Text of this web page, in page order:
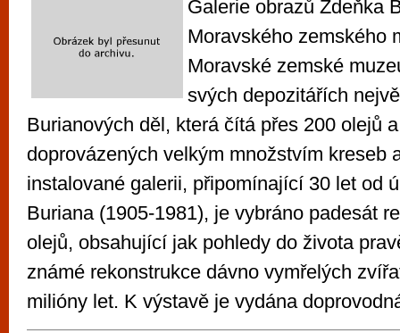
Galerie obrazů Zdeňka
Moravského zemského
Moravské zemské
svých depozitářích
Burianových děl, která čítá přes 200 olejů
doprovázených velkým množstvím kreseb
instalované galerii, připomínající 30 let od
Buriana (1905-1981), je vybráno padesát
olejů, obsahující jak pohledy do života
známé rekonstrukce dávno vymřelých
milióny let. K výstavě je vydána